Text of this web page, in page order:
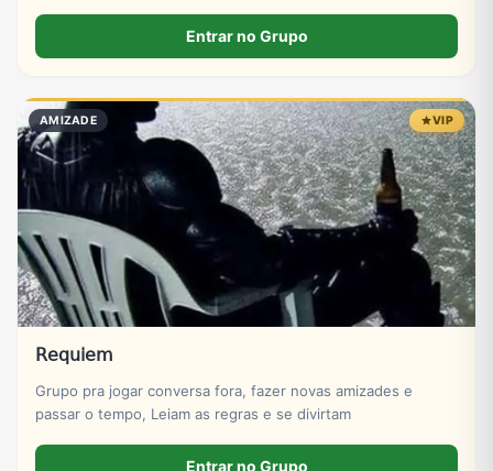
Entrar no Grupo
AMIZADE VIP
𝖱𝖾𝗊𝗎𝗂𝖾𝗆
Grupo pra jogar conversa fora, fazer novas amizades e
passar o tempo, Leiam as regras e se divirtam
Entrar no Grupo